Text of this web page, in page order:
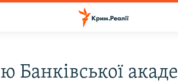
Банківської